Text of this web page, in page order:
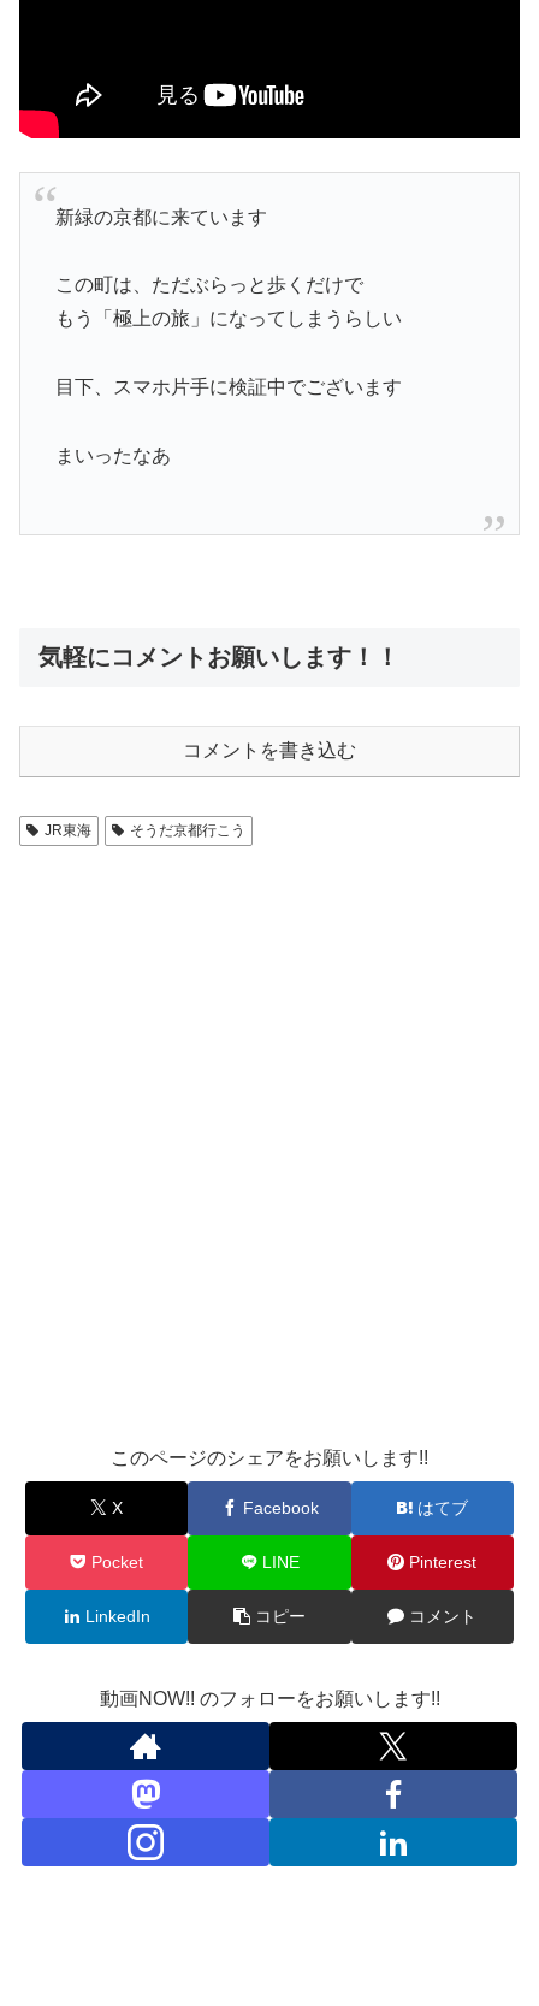
新緑の京都に来ています
この町は、ただぶらっと歩くだけで
もう「極上の旅」になってしまうらしい
目下、スマホ片手に検証中でございます
まいったなあ
気軽にコメントお願いします！！
コメントを書き込む
JR東海 そうだ京都行こう
このページのシェアをお願いします!!
X Facebook はてブ
Pocket LINE Pinterest
LinkedIn コピー コメント
動画NOW!! のフォローをお願いします!!